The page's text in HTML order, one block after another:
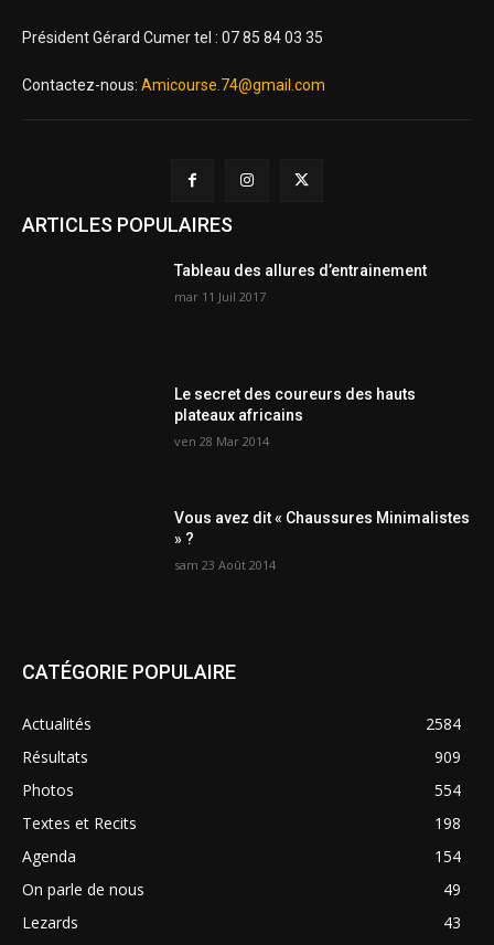
Président Gérard Cumer tel : 07 85 84 03 35
Contactez-nous: Amicourse.74@gmail.com
ARTICLES POPULAIRES
Tableau des allures d’entrainement
mar 11 Juil 2017
Le secret des coureurs des hauts
plateaux africains
ven 28 Mar 2014
Vous avez dit « Chaussures Minimalistes
» ?
sam 23 Août 2014
CATÉGORIE POPULAIRE
Actualités
2584
Résultats
909
Photos
554
Textes et Recits
198
Agenda
154
On parle de nous
49
Lezards
43